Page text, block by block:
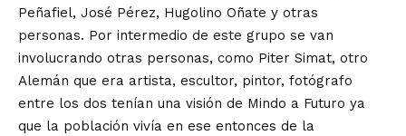
Peñafiel, José Pérez, Hugolino Oñate y otras
personas. Por intermedio de este grupo se van
involucrando otras personas, como Piter Simat, otro
Alemán que era artista, escultor, pintor, fotógrafo
entre los dos tenían una visión de Mindo a Futuro ya
que la población vivía en ese entonces de la